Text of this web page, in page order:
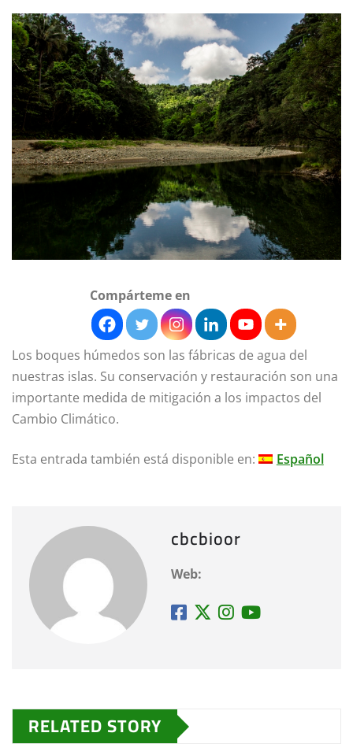
Compárteme en
Los boques húmedos son las fábricas de agua del
nuestras islas. Su conservación y restauración son una
importante medida de mitigación a los impactos del
Cambio Climático.
Esta entrada también está disponible en: Español
cbcbioor
Web:
RELATED STORY